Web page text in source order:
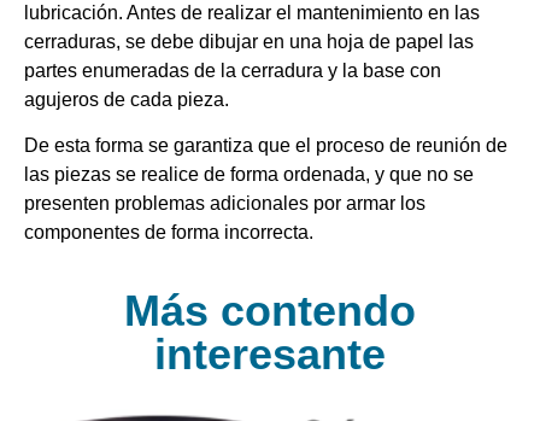
lubricación. Antes de realizar el mantenimiento en las
cerraduras, se debe dibujar en una hoja de papel las
partes enumeradas de la cerradura y la base con
agujeros de cada pieza.
De esta forma se garantiza que el proceso de reunión de
las piezas se realice de forma ordenada, y que no se
presenten problemas adicionales por armar los
componentes de forma incorrecta.
Más contendo
interesante